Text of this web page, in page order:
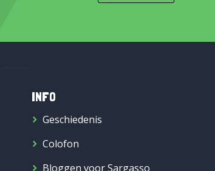
INFO
Geschiedenis
Colofon
Bloggen voor Sargasso